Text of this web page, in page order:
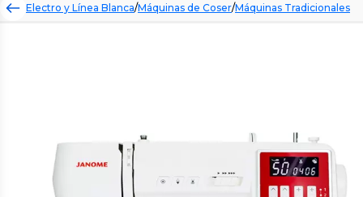
Electro y Línea Blanca/Máquinas de Coser/Máquinas Tradicionales